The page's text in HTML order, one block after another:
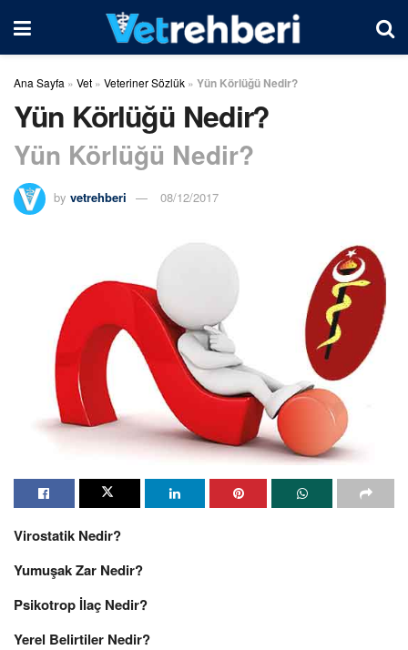
Ana Sayfa » Vet » Veteriner Sözlük » Yün Körlüğü Nedir?
Yün Körlüğü Nedir?
Yün Körlüğü Nedir?
by vetrehberi 08/12/2017
Virostatik Nedir?
Yumuşak Zar Nedir?
Psikotrop İlaç Nedir?
Yerel Belirtiler Nedir?